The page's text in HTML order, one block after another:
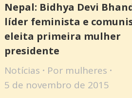
Nepal: Bidhya Devi
líder feminista e
eleita primeira mulher
presidente
Notícias Por mulheres
5 de novembro de 2015